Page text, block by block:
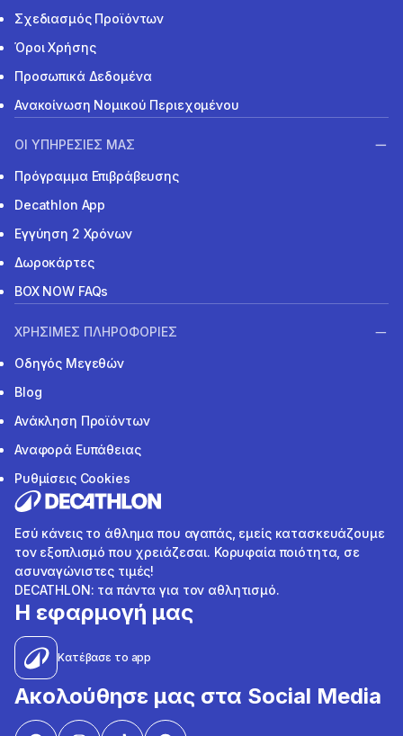
Σχεδιασμός Προϊόντων
Όροι Χρήσης
Προσωπικά Δεδομένα
Ανακοίνωση Νομικού Περιεχομένου
ΟΙ ΥΠΗΡΕΣΙΕΣ ΜΑΣ
Πρόγραμμα Επιβράβευσης
Decathlon App
Εγγύηση 2 Χρόνων
Δωροκάρτες
BOX NOW FAQs
ΧΡΗΣΙΜΕΣ ΠΛΗΡΟΦΟΡΙΕΣ
Οδηγός Μεγεθών
Blog
Ανάκληση Προϊόντων
Αναφορά Ευπάθειας
Ρυθμίσεις Cookies
Εσύ κάνεις το άθλημα που αγαπάς, εμείς κατασκευάζουμε
τον εξοπλισμό που χρειάζεσαι. Κορυφαία ποιότητα, σε
ασυναγώνιστες τιμές!
DECATHLON: τα πάντα για τον αθλητισμό.
Η εφαρμογή μας
Κατέβασε το app
Ακολούθησε μας στα Social Media